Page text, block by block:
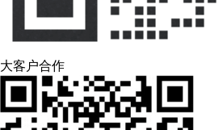
大客户合作